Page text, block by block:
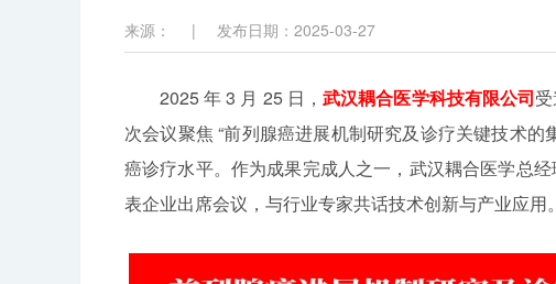
来源： | 发布日期：2025-03-27
2025 年 3 月 25 日， 武汉耦合医学科技有限公司
次会议聚焦 “前列腺癌进展机制研究及诊疗关键技术
癌诊疗水平。作为成果完成人之一，武汉耦合医学总
表企业出席会议，与行业专家共话技术创新与产业应用。